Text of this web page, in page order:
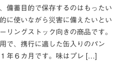
備蓄目的で保存するのはもったい
に使いながら災害に備えたいとい
リングストック向きの商品です。
で、携行に適した缶入りのパン
年６カ月です。味はプレ […]